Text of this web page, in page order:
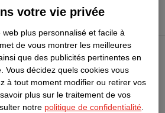
votre vie privée
plus personnalisé et facile à
de vous montrer les meilleures
que des publicités pertinentes en
Vous décidez quels cookies vous
à tout moment modifier ou retirer vos
plus sur le traitement de vos
notre politique de confidentialité.